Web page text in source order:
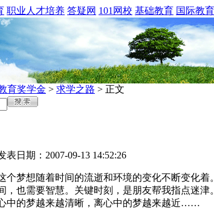
职业人才培养 答疑网 101网校 基础教育 国际教育
育奖学金 > 求学之路 > 正文
表日期：2007-09-13 14:52:26
梦想随着时间的流逝和环境的变化不断变化着。
也需要智慧。关键时刻，是朋友帮我指点迷津。
中的梦越来越清晰，离心中的梦越来越近……